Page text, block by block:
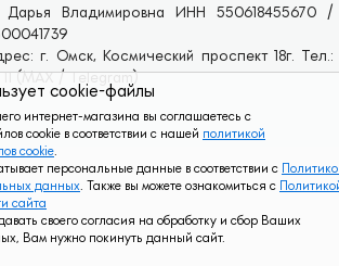
cookie-файлы
интернет-магазина вы соглашаетесь с
cookie в соответствии с нашей политикой
cookie.
персональные данные в соответствии с
данных. Также вы можете ознакомиться с
сайта
своего согласия на обработку и сбор Ваших
Вам нужно покинуть данный сайт.
Владимировна ИНН 550618455670 /
г. Омск, Космический проспект 18г. Тел.:
(MAX / Telegram)